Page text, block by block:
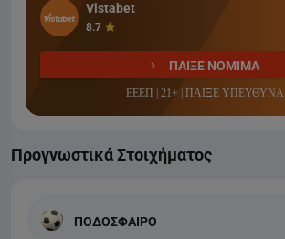
Vistabet
8.7
ΠΑΙΞΕ ΝΟΜΙΜΑ
ΕΕΕΠ | 21+ | ΠΑΙΞΕ ΥΠΕΥΘΥΝΑ
Προγνωστικά Στοιχήματος
ΠΟΔΟΣΦΑΙΡΟ